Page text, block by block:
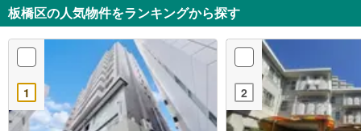
板橋区の人気物件をランキングから探す
1 2